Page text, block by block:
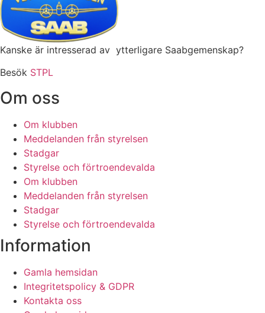
Kanske är intresserad av ytterligare Saabgemenskap?
Besök STPL
Om oss
Om klubben
Meddelanden från styrelsen
Stadgar
Styrelse och förtroendevalda
Om klubben
Meddelanden från styrelsen
Stadgar
Styrelse och förtroendevalda
Information
Gamla hemsidan
Integritetspolicy & GDPR
Kontakta oss